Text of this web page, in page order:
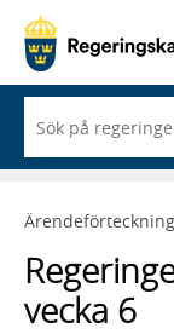
du
börjar
skriva
framträder
lista
med
sökförslag
vecka 6